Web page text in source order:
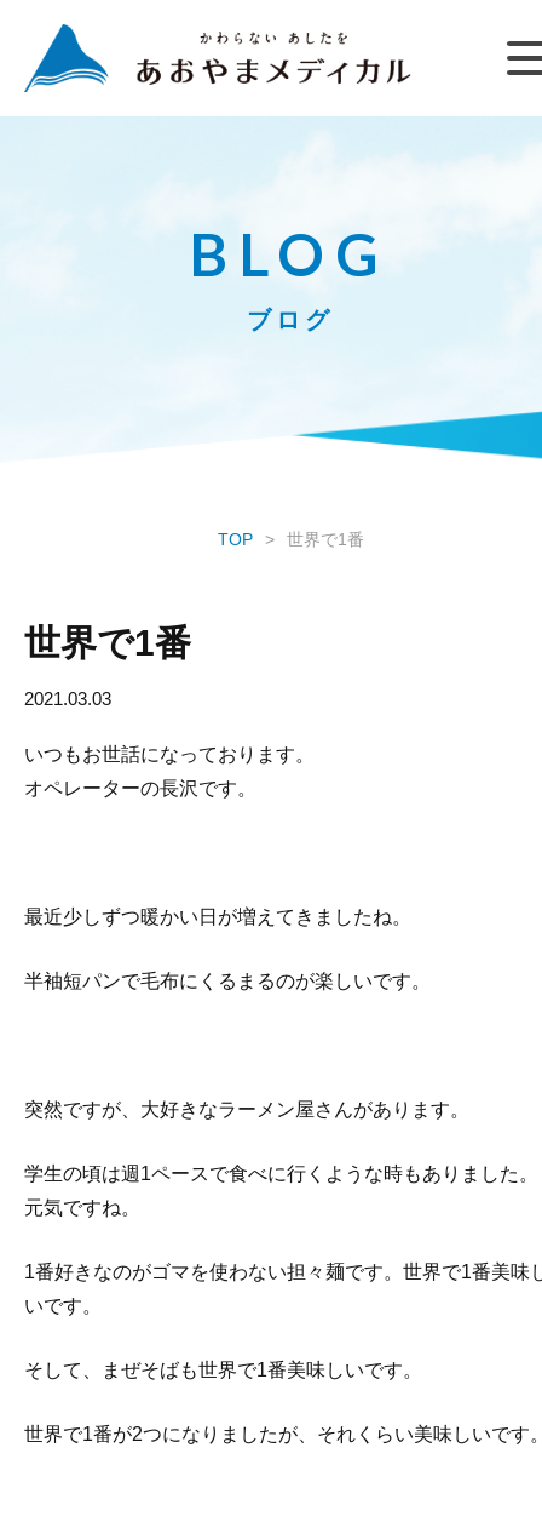
BLOG
ブログ
TOP 世界で1番
世界で1番
2021.03.03
いつもお世話になっております。
オペレーターの長沢です。
最近少しずつ暖かい日が増えてきましたね。
半袖短パンで毛布にくるまるのが楽しいです。
突然ですが、大好きなラーメン屋さんがあります。
学生の頃は週1ペースで食べに行くような時もありました。
元気ですね。
1番好きなのがゴマを使わない担々麺です。世界で1番美味
いです。
そして、まぜそばも世界で1番美味しいです。
世界で1番が2つになりましたが、それくらい美味しいです